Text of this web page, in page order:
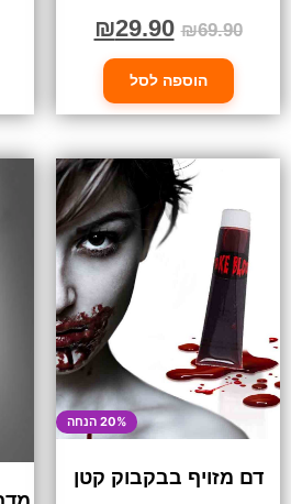
₪69.90
₪29.90
הוספה לסל
20% הנחה
דם מזויף בבקבוק קטן